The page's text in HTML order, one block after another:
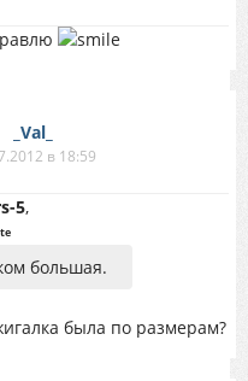
_Val_
в 18:59
5,
большая.
была по размерам?